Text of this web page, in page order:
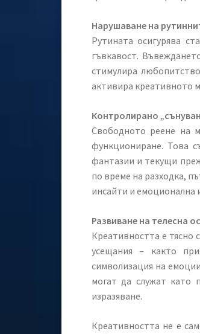
Нарушаване на
Рутината осигурява
гъвкавост.
стимулира
активира креативното
Контролирано
Свободното реене на
функциониране. Това
фантазии и текущи
по време на разходка,
инсайти и емоционална
Развиване на телесна
Креативността е тясно
усещания – както
символизация на
могат да служат като
изразяване.
Креативността не е